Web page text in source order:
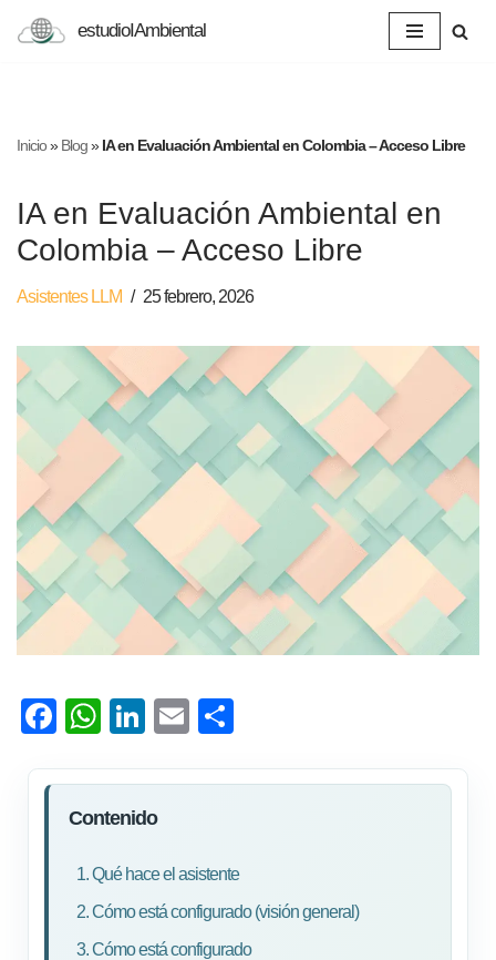
estudioIAmbiental
Inicio»Blog»IA en Evaluación Ambiental en Colombia – Acceso Libre
IA en Evaluación Ambiental en
Colombia – Acceso Libre
Asistentes LLM 25 febrero, 2026
F
e
b
ok
W
at
s
A
p
p
Li
e
dI
E
ail m
tir
Contenido
1. Qué hace el asistente
2. Cómo está configurado (visión general)
3. Cómo está configurado